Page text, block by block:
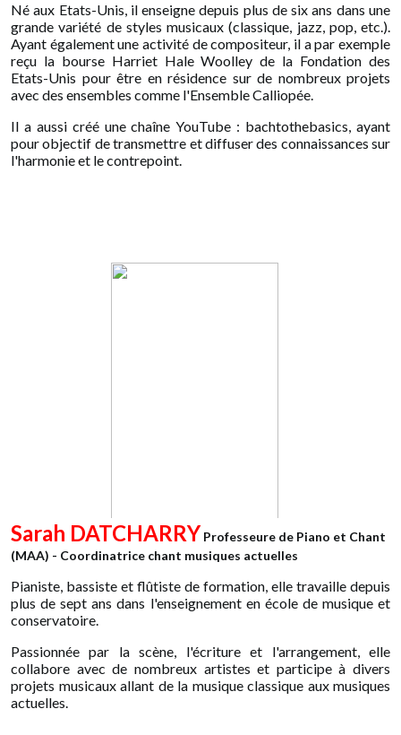
Né aux Etats-Unis, il enseigne depuis plus de six ans dans une
grande variété de styles musicaux (classique, jazz, pop, etc.).
Ayant également une activité de compositeur, il a par exemple
reçu la bourse Harriet Hale Woolley de la Fondation des
Etats-Unis pour être en résidence sur de nombreux projets
avec des ensembles comme l'Ensemble Calliopée.
Il a aussi créé une chaîne YouTube : bachtothebasics, ayant
pour objectif de transmettre et diffuser des connaissances sur
l'harmonie et le contrepoint.
Sarah DATCHARRY Professeure de Piano et Chant
(MAA) - Coordinatrice chant musiques actuelles
Pianiste, bassiste et flûtiste de formation, elle travaille depuis
plus de sept ans dans l'enseignement en école de musique et
conservatoire.
Passionnée par la scène, l'écriture et l'arrangement, elle
collabore avec de nombreux artistes et participe à divers
projets musicaux allant de la musique classique aux musiques
actuelles.